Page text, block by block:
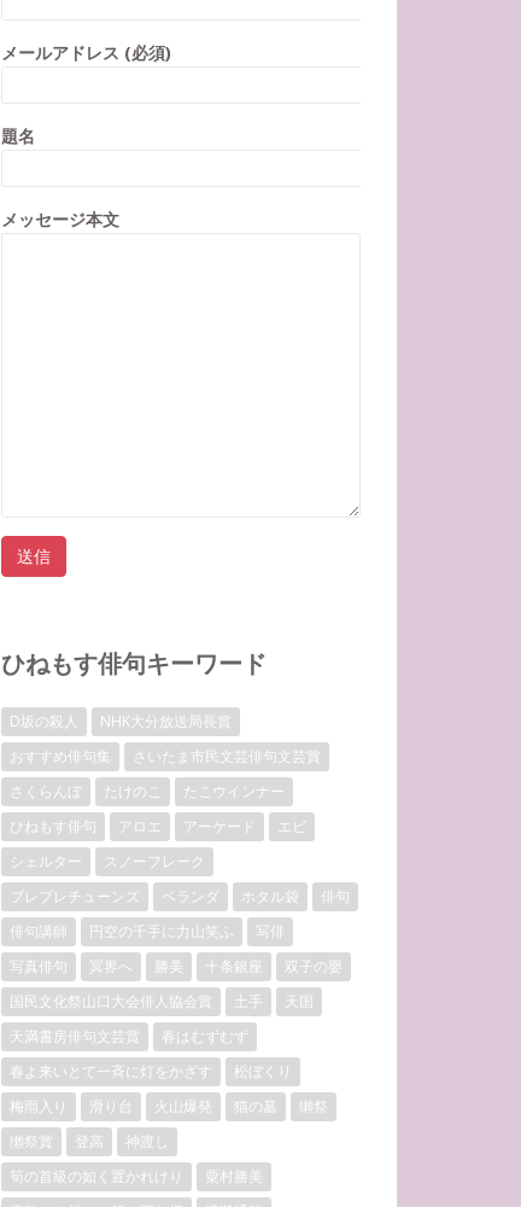
メールアドレス (必須)
題名
メッセージ本文
ひねもす俳句キーワード
D坂の殺人
NHK大分放送局長賞
おすすめ俳句集
さいたま市民文芸俳句文芸賞
さくらんぼ
たけのこ
たこウインナー
ひねもす俳句
アロエ アーケード
エビ
シェルター
スノーフレーク
プレプレチューンズ
ベランダ ホタル袋
俳句
俳句講師
円空の千手に力山笑ふ
写俳
写真俳句
冥界へ 勝美 十条銀座
双子の嬰
国民文化祭山口大会俳人協会賞
土手
天国
天満書房俳句文芸賞
春はむずむず
春よ来いとて一斉に灯をかざす
松ぼくり
梅雨入り
滑り台 火山爆発 猫の墓
獺祭
獺祭賞
登高
神渡し
筍の首級の如く置かれけり
粟村勝美